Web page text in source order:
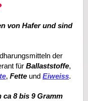
von Hafer und sind
der
für Ballaststoffe,
, Fetteund Eiweiss.
8 bis 9 Gramm